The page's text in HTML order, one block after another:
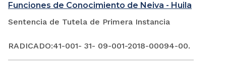
Funciones de Conocimiento de Neiva - Huila
Sentencia de Tutela de Primera Instancia
RADICADO:41-001- 31- 09-001-2018-00094-00.